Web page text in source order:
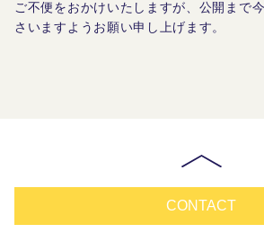
ご不便をおかけいたしますが、公開まで
さいますようお願い申し上げます。
CONTACT